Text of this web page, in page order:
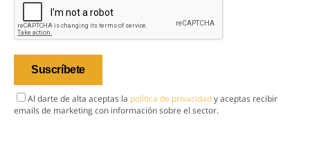
Al darte de alta aceptas la política de privacidady aceptas recibir
emails de marketing con información sobre el sector.